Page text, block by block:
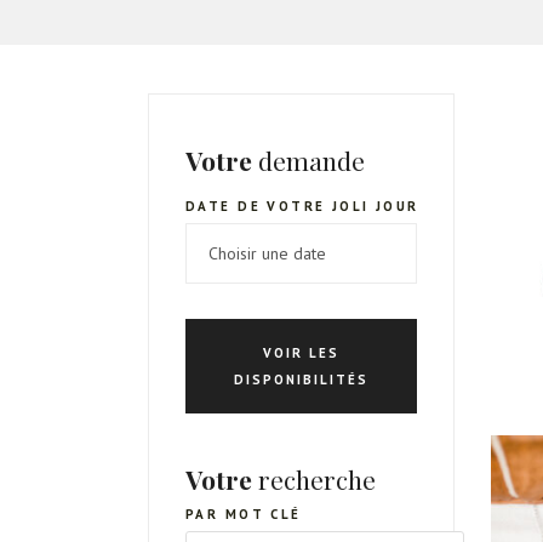
Votre demande
DATE DE VOTRE JOLI JOUR
VOIR LES
DISPONIBILITÉS
Votrerecherche
PAR MOT CLÉ